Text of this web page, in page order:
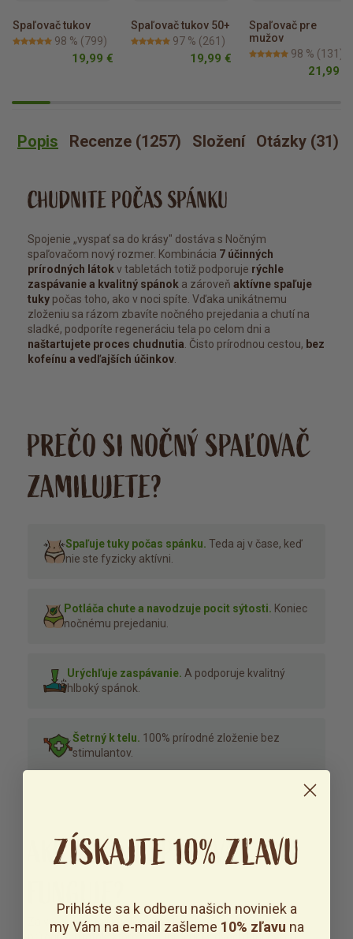
Spaľovač tukov
98 % (799)
19,99 €
Spaľovač tukov 50+
97 % (261)
19,99 €
Spaľovač pre
mužov
98 % (131)
21,99 €
Popis Recenze (1257) Složení Otázky (31)
CHUDNITE POČAS SPÁNKU
Spojenie „vyspať sa do krásy" dostáva s Nočným
spaľovačom nový rozmer. Kombinácia 7 účinných
prírodných látok v tabletách totiž podporuje rýchle
zaspávanie a kvalitný spánok a zároveň aktívne spaľuje
tuky počas toho, ako v noci spíte. Vďaka unikátnemu
zloženiu sa rázom zbavíte nočného prejedania a chutí na
sladké, podporíte regeneráciu tela po celom dni a
naštartujete proces chudnutia . Čisto prírodnou cestou, bez
kofeínu a vedľajších účinkov
PREČO SI NOČNÝ SPAĽOVAČ
ZAMILUJETE?
Spaľuje tuky počas spánku. Teda aj v čase, keď
nie ste fyzicky aktívni.
Potláča chute a navodzuje pocit sýtosti. Koniec
nočnému prejedaniu.
Urýchľuje zaspávanie. A podporuje kvalitný
hlboký spánok.
Šetrný k telu. 100% prírodné zloženie bez
stimulantov.
AKO NOČNÝ SPAĽOVAČ
FUNGUJE?
Za všetkým stojí inteligentná kombinácia aktívnych
prírodných látok, ktoré spolupracujú v dvoch kľúčových
ZÍSKAJTE 10% ZĽAVU
Prihláste sa k odberu našich noviniek a
my Vám na e-mail zašleme 10% zľavu na